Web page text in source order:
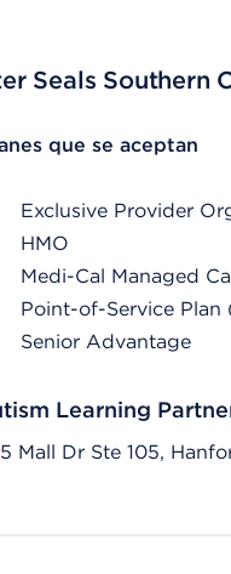
Seals Southern
Planes que se
que se aceptan
Exclusive Provider
HMO
Medi-Cal Managed
Point-of-Service Plan
Senior Advantage
Learning
Mall Dr Ste 105,